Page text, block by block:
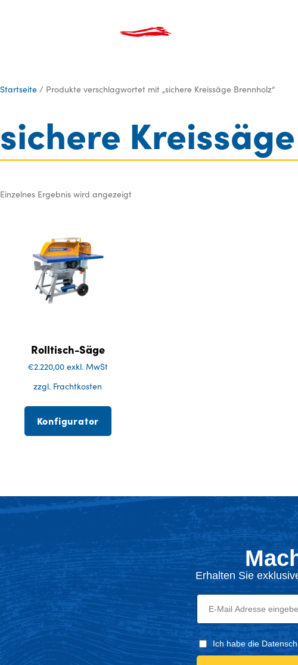
Startseite / Produkte verschlagwortet mit „sichere Kreissäge Brennholz“
sichere
Einzelnes Ergebnis wird angezeigt
Rolltisch-Säge
€2.220,00 exkl. MwSt
zzgl. Frachtkosten
Konfigurator
Erhalten Sie
Ich habe die